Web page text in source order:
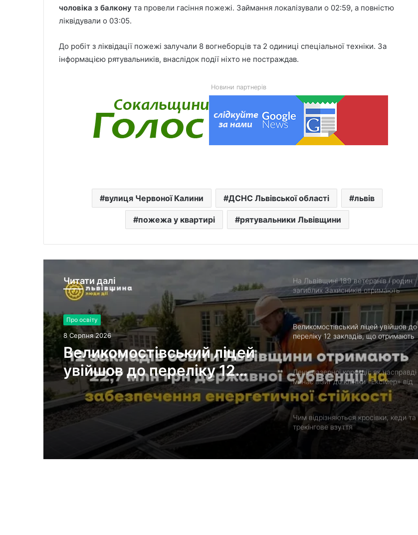
чоловіка з балкону та провели гасіння пожежі. Займання локалізували о 02:59, а повністю
ліквідували о 03:05.
До робіт з ліквідації пожежі залучали 8 вогнеборців та 2 одиниці спеціальної техніки. За
інформацією рятувальників, внаслідок події ніхто не постраждав.
Новини партнерів
вулиця Червоної Калини ДСНС Львівської області львів
пожежа у квартирі рятувальники Львівщини
Читати далі
Про освіту
8 Серпня 2026
Великомостівський ліцей
увійшов до переліку 12
закладів, що отримають
держсубвенцію на
енергостійкість
переліку 12 закладів, що отримають
День лазерної корекції: як насправді
минає візит до клініки «Ексімер» від
порога до виходу
Чим відрізняються кросівки, кеди та
Перші роки навчання без стресу: що
пропонує сучасний приватний
дитячий садок у Чернівцях
идеи выбора и гармоничного
На Львівщині 189 ветеранів і родин
загиблих Захисників отримають
компенсацію на житло
Великомостівський ліцей увійшов до
переліку 12 закладів, що отримають
держсубвенцію на енергостійкість
День лазерної корекції: як насправді
минає візит до клініки «Ексімер» від
порога до виходу
Чим відрізняються кросівки, кеди та
трекінгове взуття